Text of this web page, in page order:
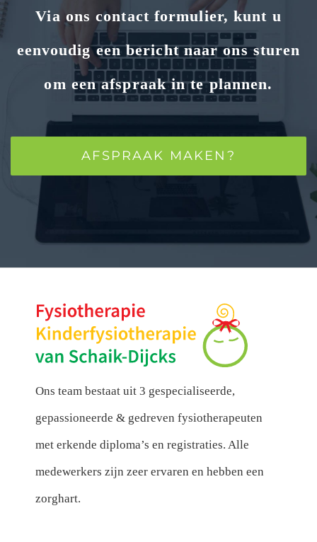
Via ons contact formulier, kunt u
eenvoudig een bericht naar ons sturen
om een afspraak in te plannen.
AFSPRAAK MAKEN?
Ons team bestaat uit 3 gespecialiseerde,
gepassioneerde & gedreven fysiotherapeuten
met erkende diploma’s en registraties. Alle
medewerkers zijn zeer ervaren en hebben een
zorghart.